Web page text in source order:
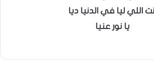
انت اللي ليا في الدنيا ديا
يا نور عنيا